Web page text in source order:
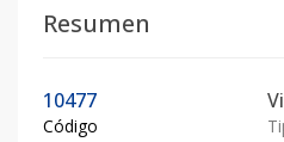
Resumen
10477
Código